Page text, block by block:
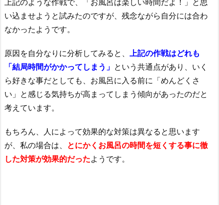
上記のような作戦で、「お風呂は楽しい時間だよ！」と思
い込ませようと試みたのですが、残念ながら自分には合わ
なかったようです。
原因を自分なりに分析してみると、
上記の作戦はどれも
「結局時間がかかってしまう」 という共通点があり、いく
ら好きな事だとしても、お風呂に入る前に「めんどくさ
い」と感じる気持ちが高まってしまう傾向があったのだと
考えています。
もちろん、人によって効果的な対策は異なると思います
が、私の場合は、 とにかくお風呂の時間を短くする事に徹
した対策が効果的だったようです。